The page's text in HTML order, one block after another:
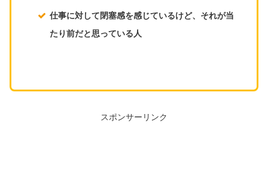
仕事に対して閉塞感を感じているけど、それが当
たり前だと思っている人
スポンサーリンク